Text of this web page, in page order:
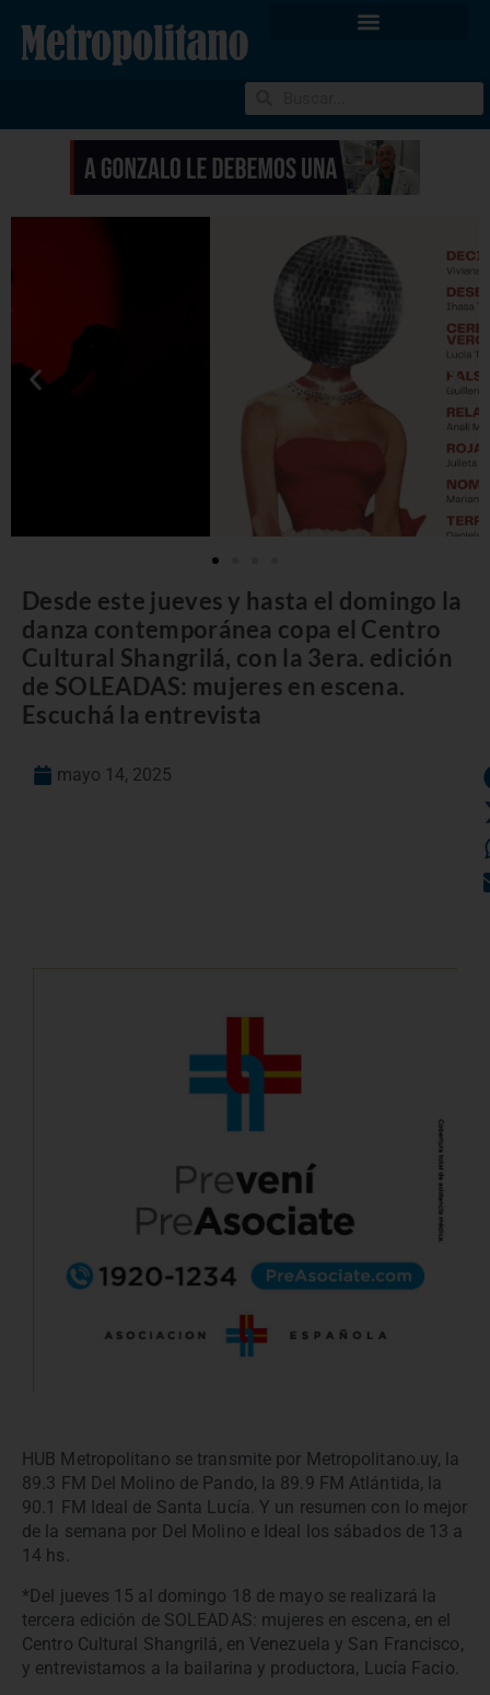
Desde este jueves y hasta el domingo la
danza contemporánea copa el Centro
Cultural Shangrilá, con la 3era. edición
de SOLEADAS: mujeres en escena.
Escuchá la entrevista
mayo 14, 2025
HUB Metropolitano se transmite por Metropolitano.uy, la
89.3 FM Del Molino de Pando, la 89.9 FM Atlántida, la
90.1 FM Ideal de Santa Lucía. Y un resumen con lo mejor
de la semana por Del Molino e Ideal los sábados de 13 a
14 hs.
*Del jueves 15 al domingo 18 de mayo se realizará la
tercera edición de SOLEADAS: mujeres en escena, en el
Centro Cultural Shangrilá, en Venezuela y San Francisco,
y entrevistamos a la bailarina y productora, Lucía Facio.